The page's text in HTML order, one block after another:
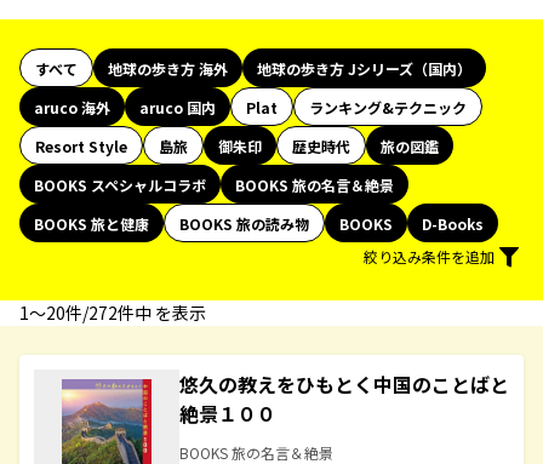
すべて 地球の歩き方 海外
地球の歩き方 Jシリーズ（国内）
aruco 海外
aruco 国内 Plat
ランキング&テクニック
Resort Style
島旅 御朱印 歴史時代
旅の図鑑
BOOKS スペシャルコラボ
BOOKS 旅の名言＆絶景
BOOKS 旅と健康
BOOKS 旅の読み物 BOOKS
D-Books
絞り込み条件を追加
1〜20件/272件中 を表示
悠久の教えをひもとく中国のことばと
絶景１００
BOOKS 旅の名言＆絶景